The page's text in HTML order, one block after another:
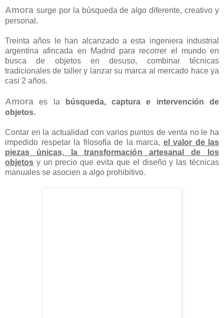
Amora surge por la búsqueda de algo diferente, creativo y
personal.
Treinta años le han alcanzado a esta ingeniera industrial
busca de objetos en desuso, combinar técnicas
tradicionales de taller y lanzar su marca al mercado hace ya
Amoraes labúsqueda, captura e intervención de
objetos.
Contar en la actualidad con varios puntos de venta no le ha